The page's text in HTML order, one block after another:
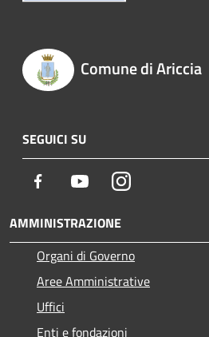
Comune di Ariccia
SEGUICI SU
Facebook YoutubeInstagram
AMMINISTRAZIONE
Organi di Governo
Aree Amministrative
Uffici
Enti e fondazioni